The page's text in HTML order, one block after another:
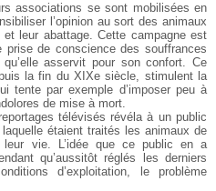
associations se sont mobilisées en
l’opinion au sort des animaux
leur abattage. Cette campagneest
prise de conscience des souffrances
qu’elle asservit pour son confort. Ce
la fin du XIXe siècle, stimulent la
tente par exemple d’imposer peu à
de mise à mort.
télévisés révéla à un public
laquelle étaient traités les animaux de
vie. L’idée que ce public en a
qu’aussitôt réglés les derniers
d’exploitation, le problème